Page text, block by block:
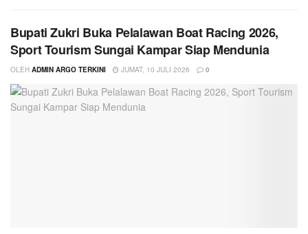
Bupati Zukri Buka Pelalawan Boat Racing 2026,
Sport Tourism Sungai Kampar Siap Mendunia
OLEH ADMIN ARGO TERKINI JUMAT, 10 JULI 2026 0